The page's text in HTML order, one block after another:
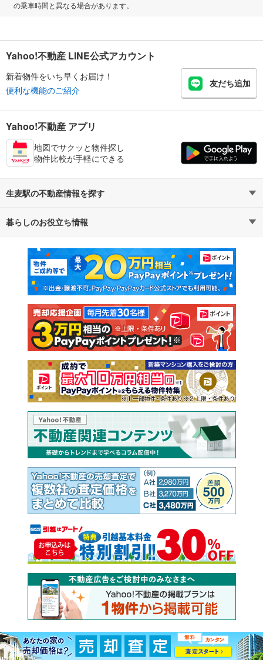
の乗車時間と異なる場合があります。
Yahoo!不動産 LINE公式アカウント
新着物件をいち早くお届け！
便利な機能のご紹介
友だち追加
Yahoo!不動産 アプリ
地図でサクッと物件探し
物件比較が手軽にできる
生麦駅の不動産情報を探す
不動産・住宅
新築マンション 中古マンション
新築一戸建て 中古一戸建て
注文住宅 土地
売却査定
暮らしのお役立ち情報
マンションカタログ 教えて！住まいの先生